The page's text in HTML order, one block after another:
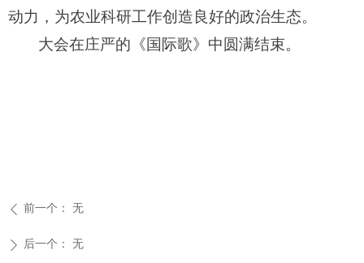
动力，为农业科研工作创造良好的政治生态。
大会在庄严的《国际歌》中圆满结束。
ꄴ 前一个： 无
ꄲ 后一个： 无